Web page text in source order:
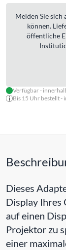
Melden Sie sich
können.
öffentliche
Verfügbar -
Bis 15 Uhr bestellt -
Dieses
Display Ihres
auf einen
Projektor zu
einer